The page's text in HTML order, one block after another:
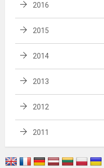
2016
2015
2014
2013
2012
2011